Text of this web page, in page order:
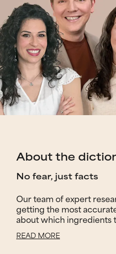
About the
No fear, just facts
Our team of expert
getting the most
about which ingredients
READ MORE